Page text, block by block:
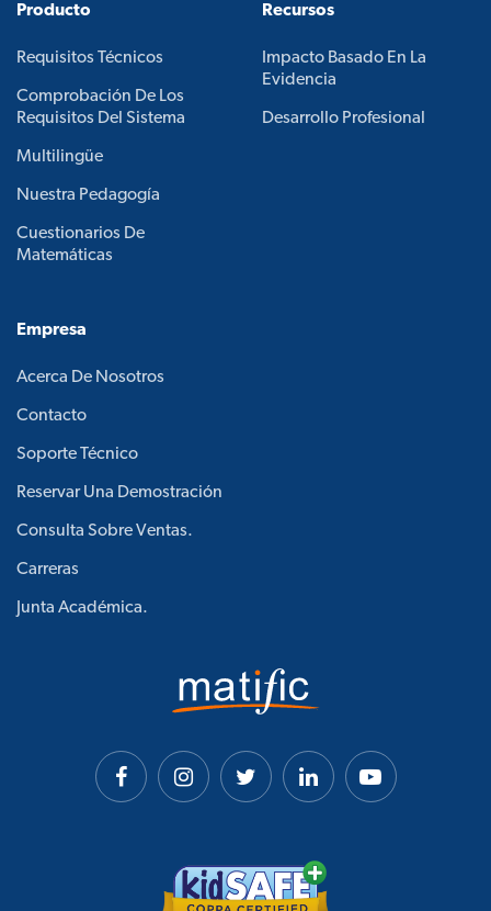
Producto
Requisitos Técnicos
Comprobación De Los
Requisitos Del Sistema
Multilingüe
Nuestra Pedagogía
Cuestionarios De
Matemáticas
Recursos
Impacto Basado En La
Evidencia
Desarrollo Profesional
Empresa
Acerca De Nosotros
Contacto
Soporte Técnico
Reservar Una Demostración
Consulta Sobre Ventas.
Carreras
Junta Académica.